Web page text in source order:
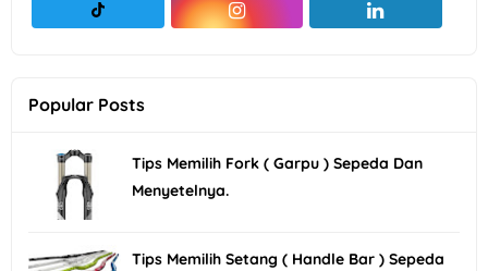
Popular Posts
Tips Memilih Fork ( Garpu ) Sepeda Dan
Menyetelnya.
Tips Memilih Setang ( Handle Bar ) Sepeda